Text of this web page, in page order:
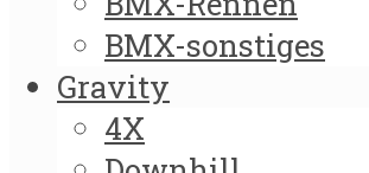
BMX-sonstiges
Gravity
4X